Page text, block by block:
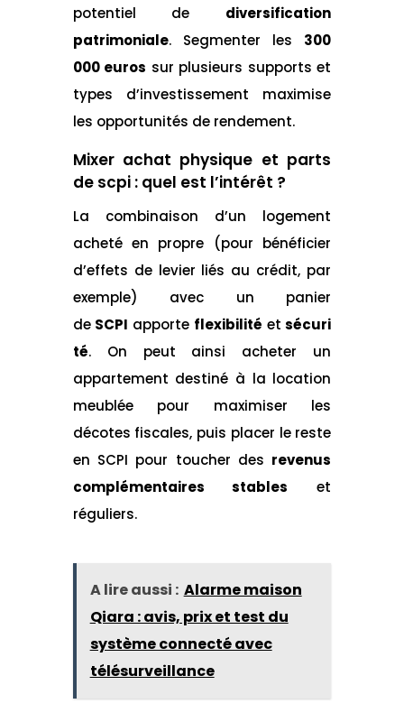
potentiel de
diversification
patrimoniale. Segmenter les
300
000 euros sur plusieurs supports et
types d’investissement maximise
les opportunités de rendement.
Mixer achat physique et parts
de scpi : quel est l’intérêt ?
La combinaison d’un logement
acheté en propre (pour bénéficier
d’effets de levier liés au crédit, par
exemple) avec un panier
de SCPI apporte flexibilité et sécuri
té. On peut ainsi acheter un
appartement destiné à la location
meublée pour maximiser les
décotes fiscales, puis placer le reste
en SCPI pour toucher des revenus
complémentaires stables
et
réguliers.
A lire aussi : Alarme maison
Qiara : avis, prix et test du
système connecté avec
télésurveillance